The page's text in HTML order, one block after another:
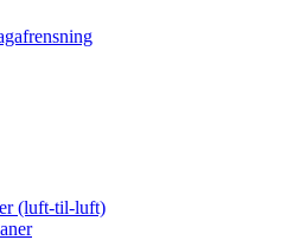
(luft-til-luft)